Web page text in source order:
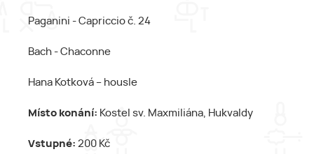
Paganini - Capriccio č. 24
Bach - Chaconne
Hana Kotková – housle
Místo konání: Kostel sv. Maxmiliána, Hukvaldy
Vstupné: 200 Kč